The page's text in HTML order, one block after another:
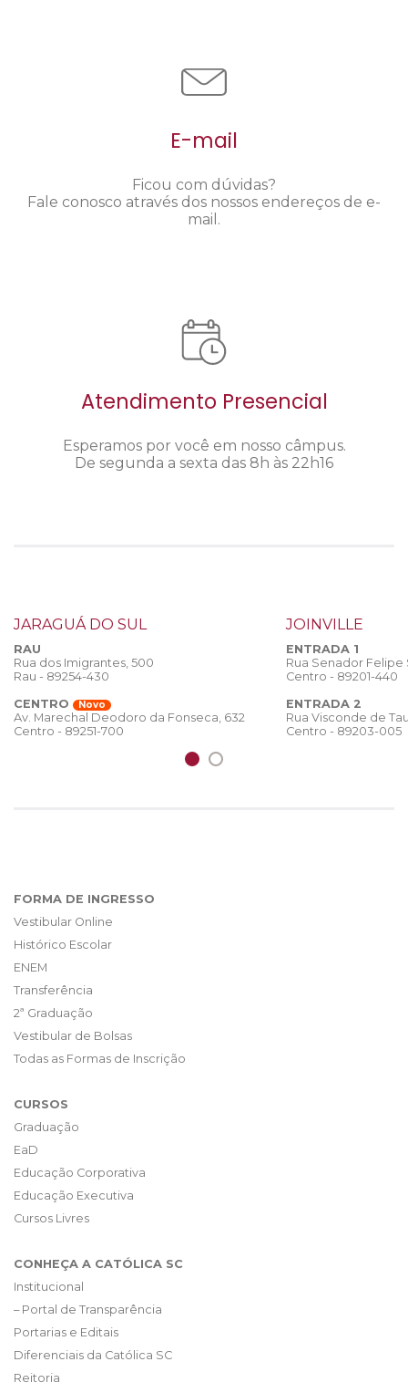
E-mail
Ficou com dúvidas?
Fale conosco através dos nossos endereços de e-
mail.
Atendimento Presencial
Esperamos por você em nosso câmpus.
De segunda a sexta das 8h às 22h16
JARAGUÁ DO SUL
RAU
Rua dos Imigrantes, 500
Rau - 89254-430
CENTRO
Novo
Av. Marechal Deodoro da Fonseca, 632
Centro - 89251-700
JOINVILLE
ENTRADA 1
Rua Senador
Centro - 89201-440
ENTRADA 2
Rua Visconde de
Centro - 89203-005
FORMA DE INGRESSO
Vestibular Online
Histórico Escolar
ENEM
Transferência
2ª Graduação
Vestibular de Bolsas
Todas as Formas de Inscrição
CURSOS
Graduação
EaD
Educação Corporativa
Educação Executiva
Cursos Livres
CONHEÇA A CATÓLICA SC
Institucional
– Portal de Transparência
Portarias e Editais
Diferenciais da Católica SC
Reitoria